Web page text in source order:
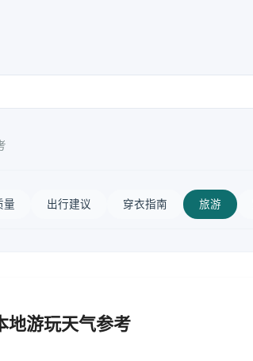
量 出行建议 穿衣指南 旅游
地游玩天气参考